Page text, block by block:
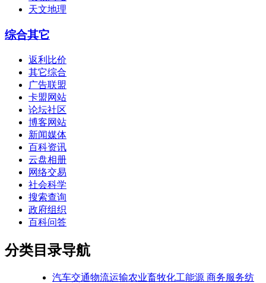
天文地理
综合其它
返利比价
其它综合
广告联盟
卡盟网站
论坛社区
博客网站
新闻媒体
百科资讯
云盘相册
网络交易
社会科学
搜索查询
政府组织
百科问答
分类目录导航
汽车交通物流运输农业畜牧化工能源 商务服务纺